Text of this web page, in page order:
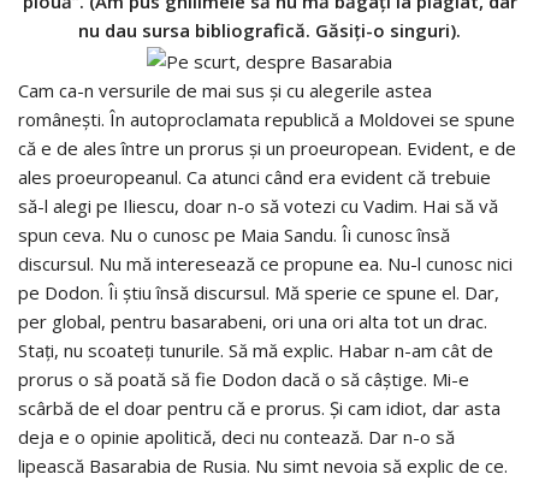
nu dau sursa bibliografică. Găsiți-o singuri).
Cam ca-n versurile de mai sus și cu alegerile astea
românești. În autoproclamata republică a Moldovei se spune
că e de ales între un prorus și un proeuropean. Evident, e de
ales proeuropeanul. Ca atunci când era evident că trebuie
să-l alegi pe Iliescu, doar n-o să votezi cu Vadim. Hai să vă
spun ceva. Nu o cunosc pe Maia Sandu. Îi cunosc însă
discursul. Nu mă interesează ce propune ea. Nu-l cunosc nici
pe Dodon. Îi știu însă discursul. Mă sperie ce spune el. Dar,
per global, pentru basarabeni, ori una ori alta tot un drac.
Stați, nu scoateți tunurile. Să mă explic. Habar n-am cât de
prorus o să poată să fie Dodon dacă o să câștige. Mi-e
scârbă de el doar pentru că e prorus. Și cam idiot, dar asta
deja e o opinie apolitică, deci nu contează. Dar n-o să
lipească Basarabia de Rusia. Nu simt nevoia să explic de ce.